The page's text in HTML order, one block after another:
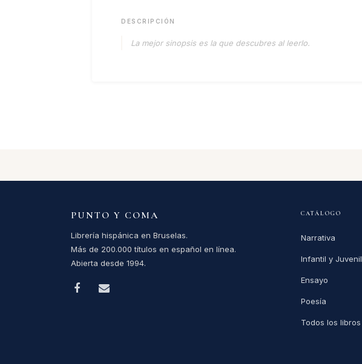
DESCRIPCIÓN
La mejor sinopsis es la que descubres al leerlo.
PUNTO Y COMA
Librería hispánica en Bruselas.
Más de 200.000 títulos en español en línea.
Abierta desde 1994.
CATÁLOGO
Narrativa
Infantil y Juvenil
Ensayo
Poesía
Todos los libros